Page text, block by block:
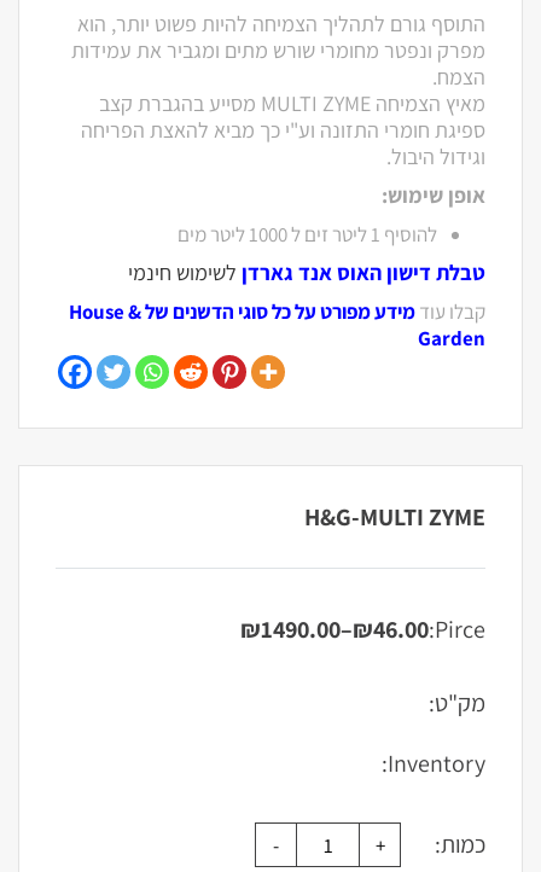
התוסף גורם לתהליך הצמיחה להיות פשוט יותר, הוא
מפרק ונפטר מחומרי שורש מתים ומגביר את עמידות
הצמח.
מאיץ הצמיחה MULTI ZYME מסייע בהגברת קצב
ספיגת חומרי התזונה וע"י כך מביא להאצת הפריחה
וגידול היבול.
אופן שימוש:
להוסיף 1 ליטר זים ל 1000 ליטר מים
טבלת דישון האוס אנד גארדן לשימוש חינמי
קבלו עוד
מידע מפורט על כל סוגי הדשנים של House &
Garden
H&G-MULTI ZYME
Pirce:
₪46.00
–
₪1490.00
טווח
מק"ט:
Inventory:
כמות: